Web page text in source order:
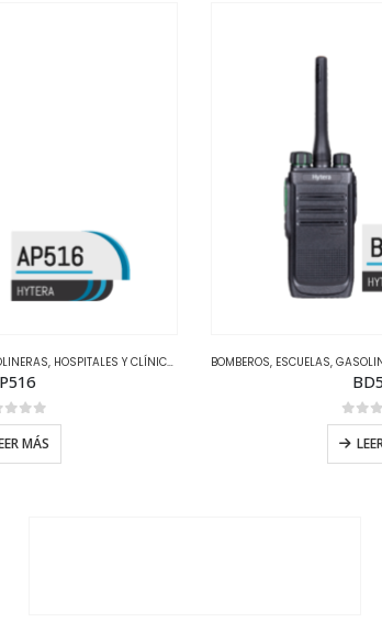
, HOSPITALES Y CLÍNICAS HOTELES,HYTERA,OFICINAS ,TIPOS
of 5
MÁS
BOMBEROS, ESCUELAS,
0